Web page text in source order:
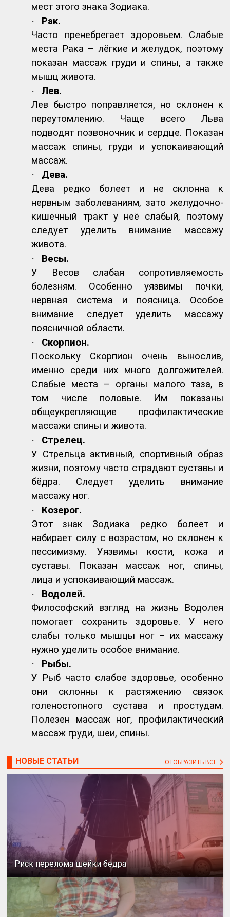
мест этого знака Зодиака.
·
Рак.
Часто пренебрегает здоровьем. Слабые
места Рака – лёгкие и желудок, поэтому
показан массаж груди и спины, а также
мышц живота.
·
Лев.
Лев быстро поправляется, но склонен к
переутомлению. Чаще всего Льва
подводят позвоночник и сердце. Показан
массаж спины, груди и успокаивающий
массаж.
·
Дева.
Дева редко болеет и не склонна к
нервным заболеваниям, зато желудочно-
кишечный тракт у неё слабый, поэтому
следует уделить внимание массажу
живота.
·
Весы.
У Весов слабая сопротивляемость
болезням. Особенно уязвимы почки,
нервная система и поясница. Особое
внимание следует уделить массажу
поясничной области.
·
Скорпион.
Поскольку Скорпион очень вынослив,
именно среди них много долгожителей.
Слабые места – органы малого таза, в
том числе половые. Им показаны
общеукрепляющие профилактические
массажи спины и живота.
·
Стрелец.
У Стрельца активный, спортивный образ
жизни, поэтому часто страдают суставы и
бёдра. Следует уделить внимание
массажу ног.
·
Козерог.
Этот знак Зодиака редко болеет и
набирает силу с возрастом, но склонен к
пессимизму. Уязвимы кости, кожа и
суставы. Показан массаж ног, спины,
лица и успокаивающий массаж.
·
Водолей.
Философский взгляд на жизнь Водолея
помогает сохранить здоровье. У него
слабы только мышцы ног – их массажу
нужно уделить особое внимание.
·
Рыбы.
У Рыб часто слабое здоровье, особенно
они склонны к растяжению связок
голеностопного сустава и простудам.
Полезен массаж ног, профилактический
массаж груди, шеи, спины.
НОВЫЕ СТАТЬИ ОТОБРАЗИТЬ ВСЕ
Риск перелома шейки бедра